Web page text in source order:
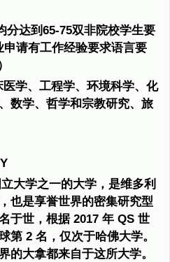
分达到65-75双非院校学生要
请有工作经验要求语言要
学、工程学、环境科学、化
数学、哲学和宗教研究、旅
大学之一的大学，是维多利
也是享誉世界的密集研究型
于世，根据 2017 年 QS 世
第 2 名，仅次于哈佛大学。
的大拿都来自于这所大学。